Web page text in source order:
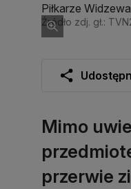
Piłkarze
Źródło zdj. gł.:
Mimo
przerwie